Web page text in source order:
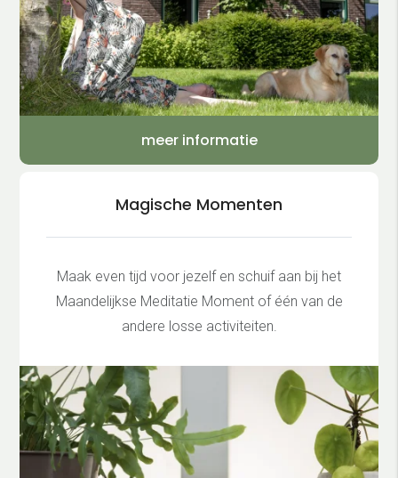
meer informatie
Magische Momenten
Maak even tijd voor jezelf en schuif aan bij het
Maandelijkse Meditatie Moment of één van de
andere losse activiteiten.